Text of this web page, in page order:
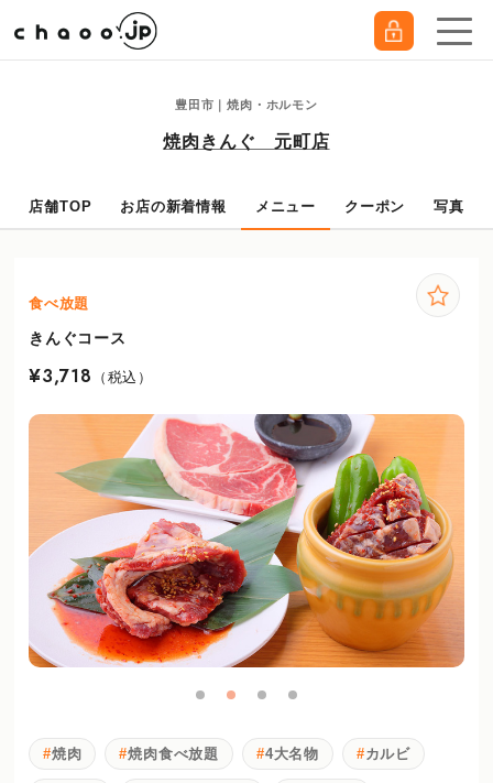
豊田市｜焼肉・ホルモン
焼肉きんぐ 元町店
店舗TOP お店の新着情報 メニュー クーポン 写真
食べ放題
きんぐコース
¥3,718 （税込）
焼肉 焼肉食べ放題 4大名物 カルビ